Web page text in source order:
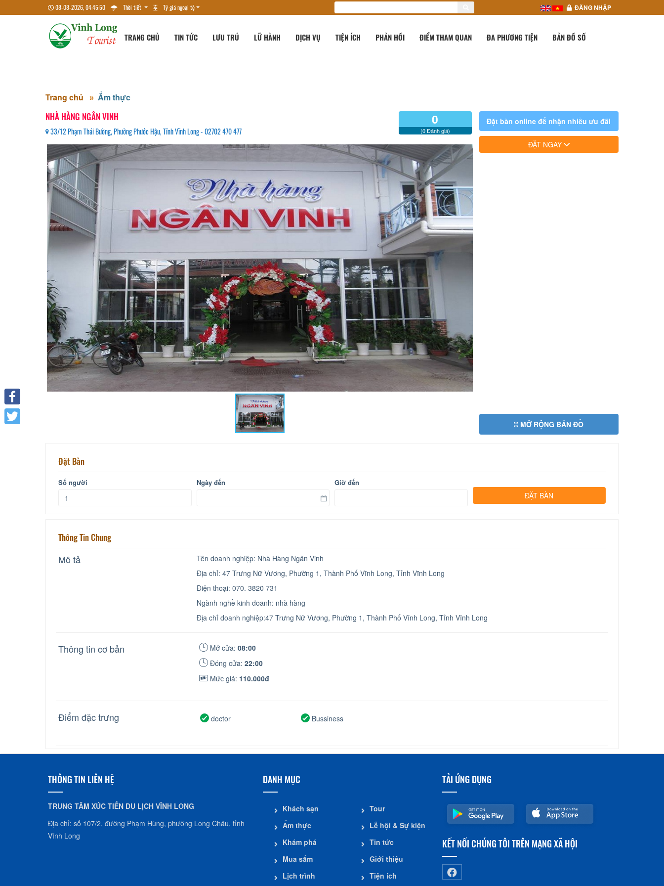
08-08-2026, 04:45:50 Thời tiết Tỷ giá ngoại tệ ĐĂNG NHẬP
TRANG CHỦ TIN TỨC LƯU TRÚ LỮ HÀNH DỊCH VỤ TIỆN ÍCH PHẢN HỒI ĐIỂM THAM QUAN ĐA PHƯƠNG TIỆN BẢN ĐỒ SỐ
Trang chủ Ẩm thực
NHÀ HÀNG NGÂN VINH
33/12 Phạm Thái Bường, Phường Phước Hậu, Tỉnh Vĩnh Long - 02702 470 477
0
(0 Đánh giá)
Đặt bàn online để nhận nhiều ưu đãi
ĐẶT NGAY
MỞ RỘNG BẢN ĐỒ
Đặt Bàn
Số người Ngày đến Giờ đến
Thông Tin Chung
Mô tả
Tên doanh nghiệp: Nhà Hàng Ngân Vinh
Địa chỉ: 47 Trưng Nữ Vương, Phường 1, Thành Phố Vĩnh Long, Tỉnh Vĩnh Long
Điện thoại: 070. 3820 731
Ngành nghề kinh doanh: nhà hàng
Địa chỉ doanh nghiệp:47 Trưng Nữ Vương, Phường 1, Thành Phố Vĩnh Long, Tỉnh Vĩnh Long
Thông tin cơ bản Mở cửa: 08:00
Đóng cửa: 22:00
Mức giá: 110.000đ
Điểm đặc trưng doctor Bussiness
THÔNG TIN LIÊN HỆ
TRUNG TÂM XÚC TIẾN DU LỊCH VĨNH LONG
Địa chỉ: số 107/2, đường Phạm Hùng, phường Long Châu, tỉnh
Vĩnh Long
DANH MỤC
Khách sạn
Ẩm thực
Khám phá
Mua sắm
Lịch trình
Tour
Lễ hội & Sự kiện
Tin tức
Giới thiệu
Tiện ích
TẢI ỨNG DỤNG
KẾT NỐI CHÚNG TÔI TRÊN MẠNG XÃ HỘI
Facebook